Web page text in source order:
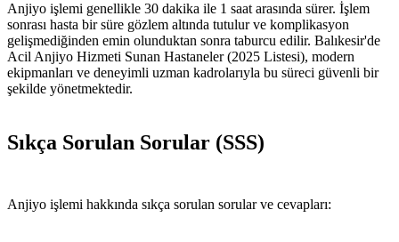
Anjiyo işlemi genellikle 30 dakika ile 1 saat arasında sürer. İşlem
sonrası hasta bir süre gözlem altında tutulur ve komplikasyon
gelişmediğinden emin olunduktan sonra taburcu edilir. Balıkesir'de
Acil Anjiyo Hizmeti Sunan Hastaneler (2025 Listesi), modern
ekipmanları ve deneyimli uzman kadrolarıyla bu süreci güvenli bir
şekilde yönetmektedir.
Sıkça Sorulan Sorular (SSS)
Anjiyo işlemi hakkında sıkça sorulan sorular ve cevapları: